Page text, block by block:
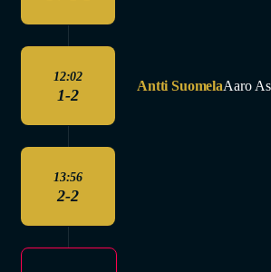
12:02
1-2
Antti SuomelaAaro
13:56
2-2